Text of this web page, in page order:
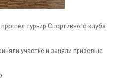
турнир Спортивного клуба
участие и заняли призовые